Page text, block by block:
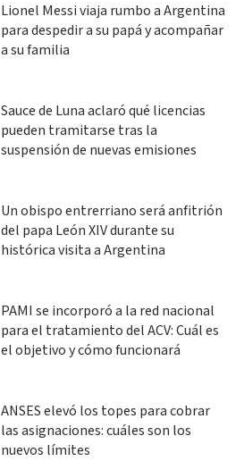
Lionel Messi viaja rumbo a Argentina
para despedir a su papá y acompañar
a su familia
Sauce de Luna aclaró qué licencias
pueden tramitarse tras la
suspensión de nuevas emisiones
Un obispo entrerriano será anfitrión
del papa León XIV durante su
histórica visita a Argentina
PAMI se incorporó a la red nacional
para el tratamiento del ACV: Cuál es
el objetivo y cómo funcionará
ANSES elevó los topes para cobrar
las asignaciones: cuáles son los
nuevos límites